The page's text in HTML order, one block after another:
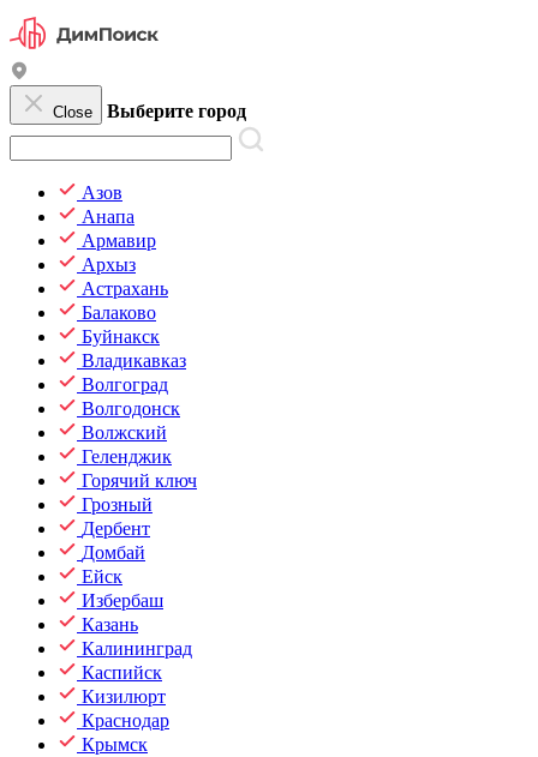
Close Выберите город
Азов
Анапа
Армавир
Архыз
Астрахань
Балаково
Буйнакск
Владикавказ
Волгоград
Волгодонск
Волжский
Геленджик
Горячий ключ
Грозный
Дербент
Домбай
Ейск
Избербаш
Казань
Калининград
Каспийск
Кизилюрт
Краснодар
Крымск